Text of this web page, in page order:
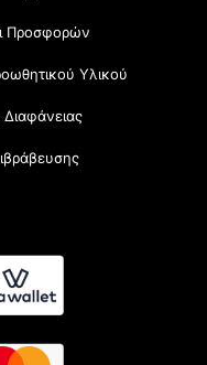
Προσφορών
Υλικού
Διαφάνειας